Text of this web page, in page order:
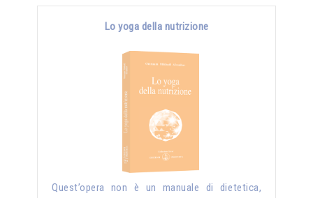
Lo yoga della nutrizione
Quest’opera non è un manuale di dietetica,